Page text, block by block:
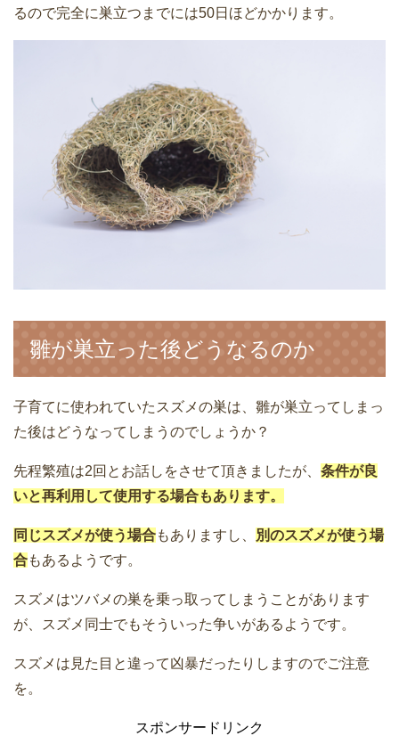
るので完全に巣立つまでには50日ほどかかります。
雛が巣立った後どうなるのか
子育てに使われていたスズメの巣は、雛が巣立ってしまっ
た後はどうなってしまうのでしょうか？
先程繁殖は2回とお話しをさせて頂きましたが、 条件が良
いと再利用して使用する場合もあります。
同じスズメが使う場合もありますし、
別のスズメが使う場
合もあるようです。
スズメはツバメの巣を乗っ取ってしまうことがあります
が、スズメ同士でもそういった争いがあるようです。
スズメは見た目と違って凶暴だったりしますのでご注意
を。
スポンサードリンク